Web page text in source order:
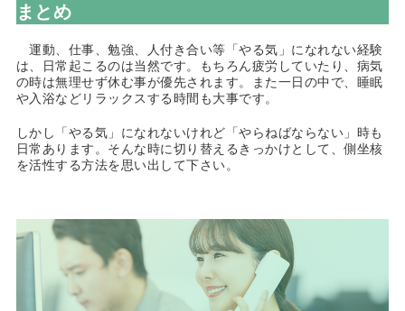
まとめ
運動、仕事、勉強、人付き合い等「やる気」になれない経験
は、日常起こるのは当然です。もちろん疲労していたり、病気
の時は無理せず休む事が優先されます。また一日の中で、睡眠
や入浴などリラックスする時間も大事です。
しかし「やる気」になれないけれど「やらねばならない」時も
日常あります。そんな時に切り替えるきっかけとして、側坐核
を活性する方法を思い出して下さい。